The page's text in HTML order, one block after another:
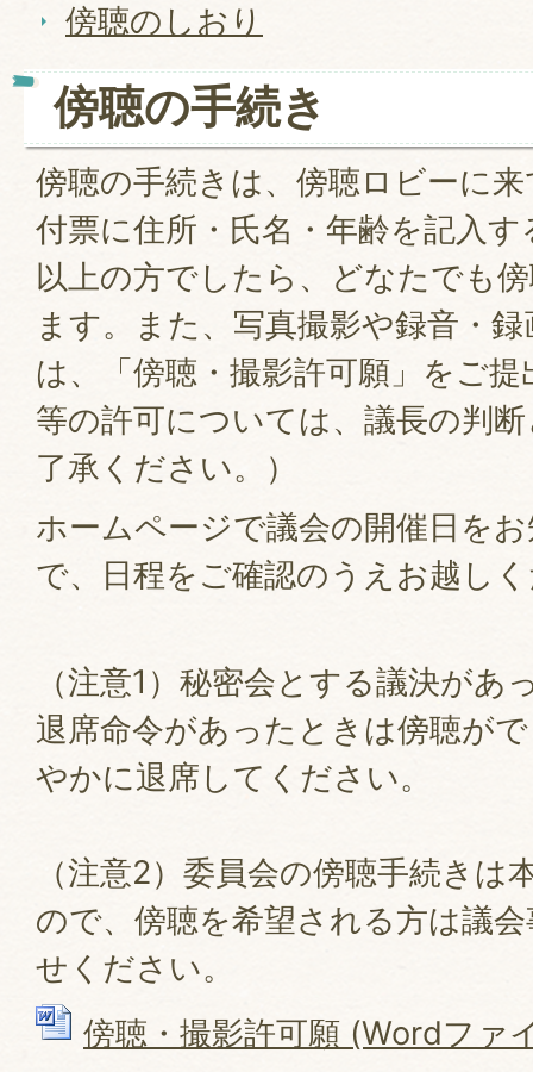
傍聴のしおり
傍聴の手続き
傍聴の手続きは、傍聴ロビーに
付票に住所・氏名・年齢を記入
以上の方でしたら、どなたでも
ます。また、写真撮影や録音・
は、「傍聴・撮影許可願」をご
等の許可については、議長の判
了承ください。）
ホームページで議会の開催日を
で、日程をご確認のうえお越し
（注意1）秘密会とする議決があ
退席命令があったときは傍聴が
やかに退席してください。
（注意2）委員会の傍聴手続きは
ので、傍聴を希望される方は議
せください。
傍聴・撮影許可願 (Wordファ